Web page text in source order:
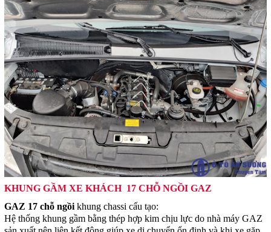
KHUNG GẦM XE KHÁCH 17 CHỖ NGỒI GAZ
GAZ 17 chỗ ngồi khung chassi cấu tạo:
Hệ thống khung gầm bằng thép hợp kim chịu lực do nhà máy GAZ